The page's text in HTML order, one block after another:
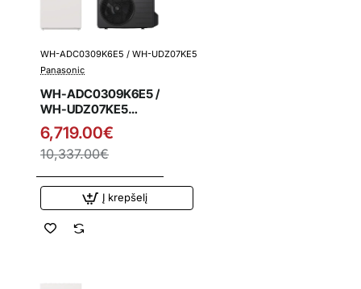
Išpardavimas
WH-ADC0309K6E5 / WH-UDZ07KE5
Panasonic
WH-ADC0309K6E5 /
WH-UDZ07KE5
Panasonic K kartos
7.0 kW oras-vanduo
šilumos siurblys su
talpa
6,719.00€
10,337.00€
Į krepšelį